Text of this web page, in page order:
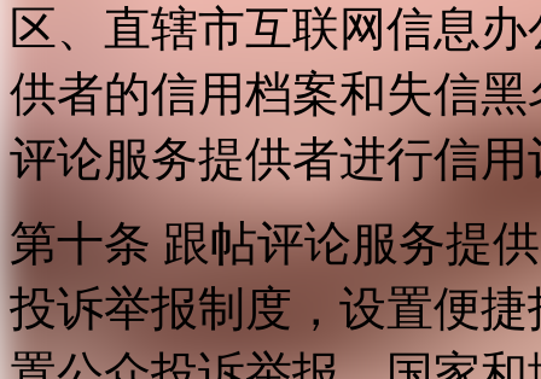
区、直辖市互联网信息
供者的信用档案和失信
评论服务提供者进行信用
第十条 跟帖评论服务提
投诉举报制度，设置便